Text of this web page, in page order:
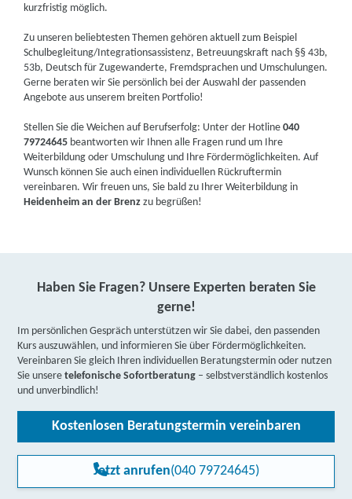
kurzfristig möglich.
Zu unseren beliebtesten Themen gehören aktuell zum Beispiel
Schulbegleitung/Integrationsassistenz, Betreuungskraft nach §§ 43b,
53b, Deutsch für Zugewanderte, Fremdsprachen und Umschulungen.
Gerne beraten wir Sie persönlich bei der Auswahl der passenden
Angebote aus unserem breiten Portfolio!
Stellen Sie die Weichen auf Berufserfolg: Unter der Hotline040
79724645 beantworten wir Ihnen alle Fragen rund um Ihre
Weiterbildung oder Umschulung und Ihre Fördermöglichkeiten. Auf
Wunsch können Sie auch einen individuellen Rückruftermin
vereinbaren. Wir freuen uns, Sie bald zu Ihrer Weiterbildung in
Heidenheim an der Brenz zu begrüßen!
Haben Sie Fragen? Unsere Experten beraten Sie
gerne!
Im persönlichen Gespräch unterstützen wir Sie dabei, den passenden
Kurs auszuwählen, und informieren Sie über Fördermöglichkeiten.
Vereinbaren Sie gleich Ihren individuellen Beratungstermin oder nutzen
Sie unseretelefonische Sofortberatung – selbstverständlich kostenlos
und unverbindlich!
Kostenlosen Beratungstermin vereinbaren
Jetzt anrufen(040 79724645)